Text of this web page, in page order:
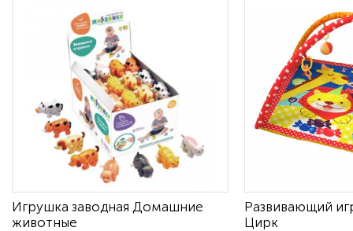
Игрушка заводная Домашние
животные
Развивающий
Цирк